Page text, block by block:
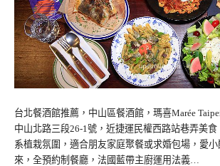
台北餐酒館推薦，中山區餐酒館，瑪喜Marée
中山北路三段26-1號，近捷運民權西路站巷弄美
系植栽氛圍，適合朋友家庭聚餐或求婚包場，愛
來，全預約制餐廳，法國藍帶主廚運用法義…